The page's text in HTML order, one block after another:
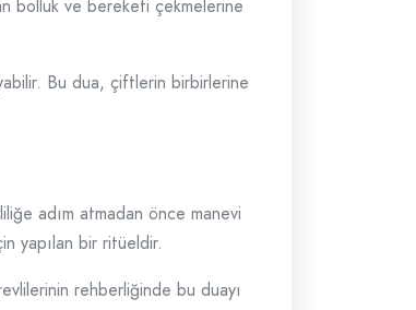
bolluk ve bereketi çekmelerine
Bu dua, çiftlerin birbirlerine
adım atmadan önce manevi
yapılan bir ritüeldir.
rehberliğinde bu duayı